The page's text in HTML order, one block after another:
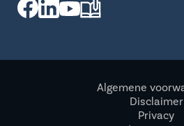
Algemene
Disclaimer
Privacy